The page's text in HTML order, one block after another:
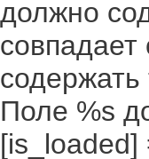
должно
Поле %s
[is_loaded]